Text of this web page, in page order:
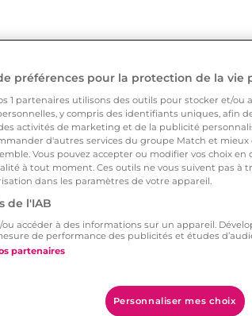
& Interactions
préférences pour la protection de la vie
1 partenaires utilisons des outils pour stocker et/ou
y compris des identifiants uniques, afin
activités de marketing et de la publicité
d'autres services du groupe Match et
Vous pouvez accepter ou modifier vos choix
à tout moment. Ces outils ne vous suivent pas à
dans les paramètres de votre appareil.
de l'IAB
accéder à des informations sur un appareil.
de performance des publicités et études
partenaires
Personnaliser mes choix